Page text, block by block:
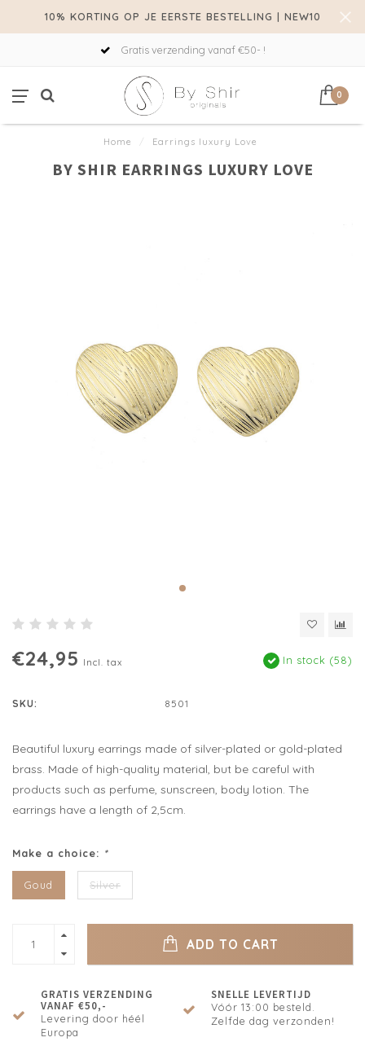
10% KORTING OP JE EERSTE BESTELLING | NEW10
Gratis verzending vanaf €50- !
0
Home / Earrings luxury Love
BY SHIR EARRINGS LUXURY LOVE
€24,95 Incl. tax In stock (58)
SKU: 8501
Beautiful luxury earrings made of silver-plated or gold-plated
brass. Made of high-quality material, but be careful with
products such as perfume, sunscreen, body lotion. The
earrings have a length of 2,5cm.
Make a choice: *
Goud Silver
ADD TO CART
GRATIS VERZENDING
VANAF €50,-
Levering door héél
Europa
SNELLE LEVERTIJD
Vóór 13:00 besteld.
Zelfde dag verzonden!